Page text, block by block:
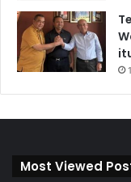
Most Viewed